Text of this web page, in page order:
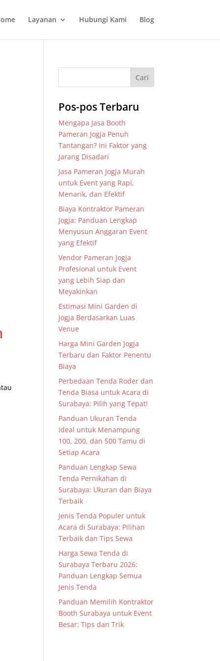
Layanan Hubungi Kami Blog
Pos-pos Terbaru
Mengapa Jasa Booth
Pameran Jogja Penuh
Tantangan? Ini Faktor yang
Jarang Disadari
Jasa Pameran Jogja Murah
untuk Event yang Rapi,
Menarik, dan Efektif
Biaya Kontraktor Pameran
Jogja: Panduan Lengkap
Menyusun Anggaran Event
yang Efektif
Vendor Pameran Jogja
Profesional untuk Event
yang Lebih Siap dan
Meyakinkan
Estimasi Mini Garden di
Jogja Berdasarkan Luas
Venue
Harga Mini Garden Jogja
Terbaru dan Faktor Penentu
Biaya
Perbedaan Tenda Roder dan
Tenda Biasa untuk Acara di
Surabaya: Pilih yang Tepat!
Panduan Ukuran Tenda
Ideal untuk Menampung
100, 200, dan 500 Tamu di
Setiap Acara
Panduan Lengkap Sewa
Tenda Pernikahan di
Surabaya: Ukuran dan Biaya
Terbaik
Jenis Tenda Populer untuk
Acara di Surabaya: Pilihan
Terbaik dan Tips Sewa
Harga Sewa Tenda di
Surabaya Terbaru 2026:
Panduan Lengkap Semua
Jenis Tenda
Panduan Memilih Kontraktor
Booth Surabaya untuk Event
Besar: Tips dan Trik